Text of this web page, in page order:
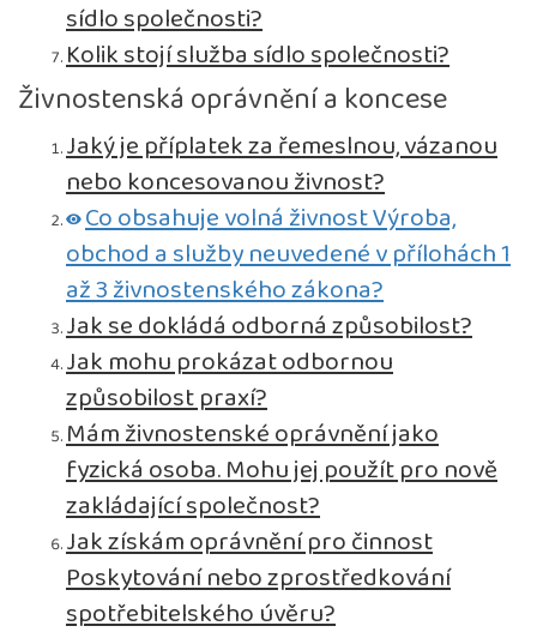
sídlo společnosti?
Kolik stojí služba sídlo společnosti?
Živnostenská oprávnění a koncese
Jaký je příplatek za řemeslnou, vázanou
nebo koncesovanou živnost?
Co obsahuje volná živnost Výroba,
obchod a služby neuvedené v přílohách 1
až 3 živnostenského zákona?
Jak se dokládá odborná způsobilost?
Jak mohu prokázat odbornou
způsobilost praxí?
Mám živnostenské oprávnění jako
fyzická osoba. Mohu jej použít pro nově
zakládající společnost?
Jak získám oprávnění pro činnost
Poskytování nebo zprostředkování
spotřebitelského úvěru?